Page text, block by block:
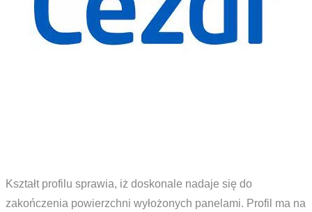
Kształt profilu sprawia, iż doskonale nadaje się do
zakończenia powierzchni wyłożonych panelami. Profil ma na